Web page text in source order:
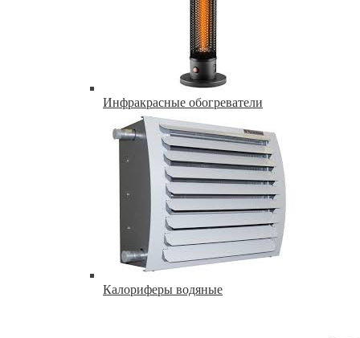
Инфракрасные обогреватели
Калориферы водяные